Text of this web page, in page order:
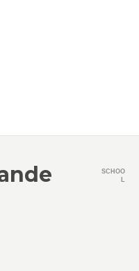
SCHOO
L